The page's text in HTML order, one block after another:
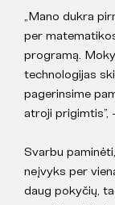
„Mano dukra
per
programą.
technologijas
pagerinsime
atroji prigimtis”,
Svarbu
neįvyks per
daug pokyčių,